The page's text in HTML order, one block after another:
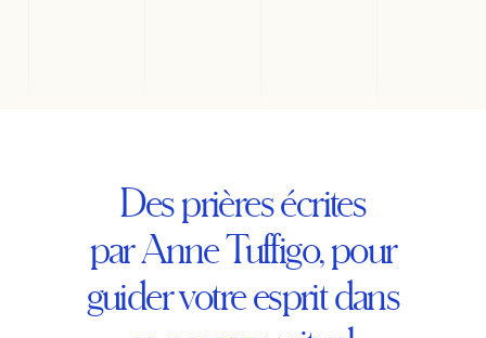
Des prières écrites
par Anne Tuffigo, pour
guider votre esprit dans